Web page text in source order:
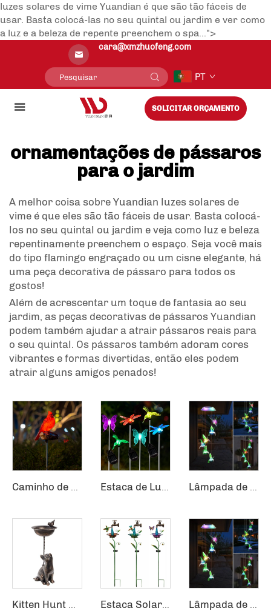
luzes solares de vime Yuandian é que são tão fáceis de
usar. Basta colocá-las no seu quintal ou jardim e ver como
a luz e a beleza de repente preenchem o spa...">
cara@xmzhuofeng.com
PT
SOLICITAR ORÇAMENTO
ornamentações de pássaros
para o jardim
A melhor coisa sobre Yuandian luzes solares de
vime é que eles são tão fáceis de usar. Basta colocá-
los no seu quintal ou jardim e veja como luz e beleza
repentinamente preenchem o espaço. Seja você mais
do tipo flamingo engraçado ou um cisne elegante, há
uma peça decorativa de pássaro para todos os
gostos!
Além de acrescentar um toque de fantasia ao seu
jardim, as peças decorativas de pássaros Yuandian
podem também ajudar a atrair pássaros reais para
o seu quintal. Os pássaros também adoram cores
vibrantes e formas divertidas, então eles podem
atrair alguns amigos penados!
Caminho de Natal Jardim Sensor Festivo Azevinho Vermelho Passarinho Cardeais Luz Solar Estaca Estaca de Luz de Jardim Solar com Mudança de Cor LED em Beija-Flor/Borboleta/Libélula Lâmpada de Jardim Solar à Prova d'Água com Múltiplas Cores LED para Pátio com Campainha de Vento
Kitten Hunt Alumínio Jardim Pia para Pássaros Resina Curiosa Figurinha de Gato Pia para Pássaros Alimentador Decoração de Jardim Estaca Solar em Forma de Libélula, Borboleta, Beija-Flor, Gotas d'Água para Decoração de Pátio, Jardim e Lagoa com LED Lâmpada de Jardim Solar à Prova d'Água com Múltiplas Cores LED para Pátio com Campainha de Vento